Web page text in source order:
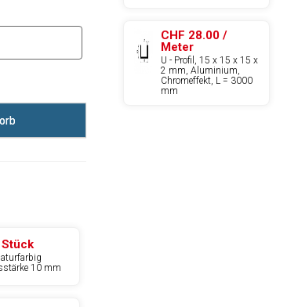
10 mm
CHF 28.00 /
Meter
U - Profil, 15 x 15 x 15 x
2 mm, Aluminium,
Chromeffekt, L = 3000
mm